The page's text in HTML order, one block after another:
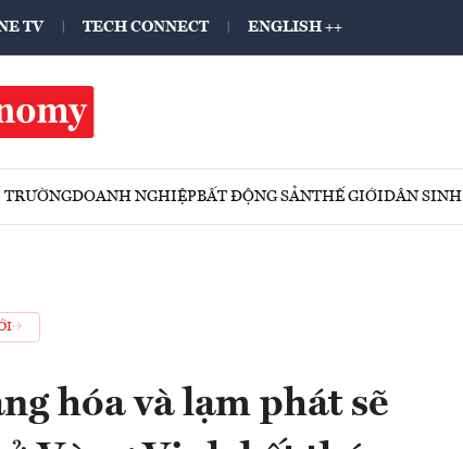
TV TECH CONNECT ENGLISH ++
DOANH NGHIỆPBẤT ĐỘNG SẢNTHẾ GIỚIDÂN SINH
hóa và lạm phát sẽ